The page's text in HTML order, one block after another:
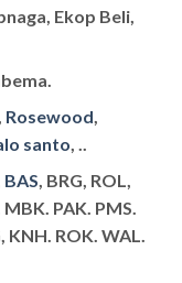
Ekop Beli,
Rosewood,
santo, ..
BAS, BRG, ROL,
PAK. PMS.
KNH. ROK. WAL.